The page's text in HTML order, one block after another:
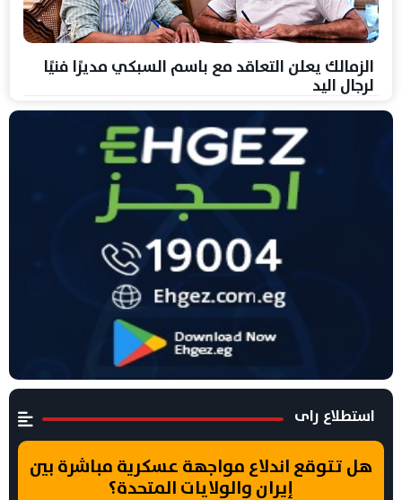
الزمالك يعلن التعاقد مع باسم السبكي مديرًا فنيًا
لرجال اليد
استطلاع راى
هل تتوقع اندلاع مواجهة عسكرية مباشرة بين
إيران والولايات المتحدة؟